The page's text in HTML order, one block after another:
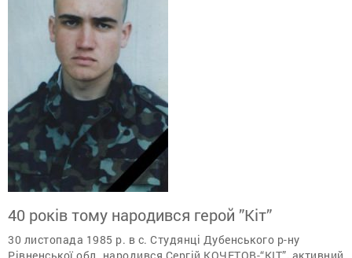
40 років тому народився герой ”Кіт”
30 листопада 1985 р. в с. Студянці Дубенського р-ну
Рівненської обл. народився Сергій КОЧЕТОВ-“КІТ”, активний